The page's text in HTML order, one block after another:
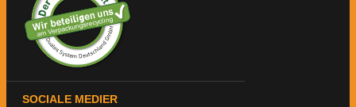
SOCIALE MEDIER